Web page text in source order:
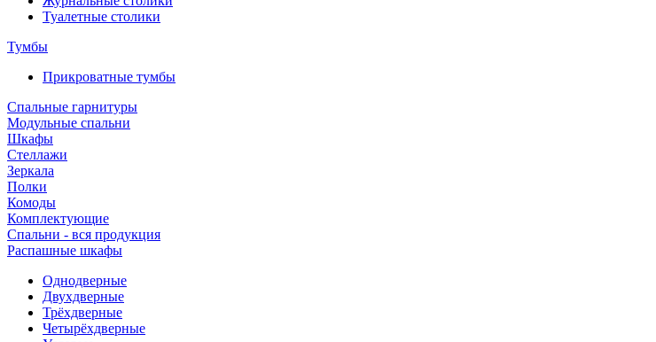
Туалетные столики
Тумбы
Прикроватные тумбы
Спальные гарнитуры
Модульные спальни
Шкафы
Стеллажи
Зеркала
Полки
Комоды
Комплектующие
Спальни - вся продукция
Распашные шкафы
Однодверные
Двухдверные
Трёхдверные
Четырёхдверные